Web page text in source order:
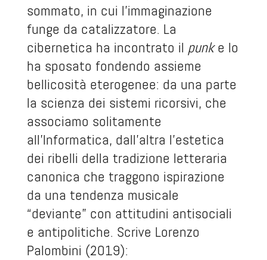
sommato, in cui l’immaginazione
funge da catalizzatore. La
cibernetica ha incontrato il punke lo
ha sposato fondendo assieme
bellicosità eterogenee: da una parte
la scienza dei sistemi ricorsivi, che
associamo solitamente
all’Informatica, dall’altra l’estetica
dei ribelli della tradizione letteraria
canonica che traggono ispirazione
da una tendenza musicale
“deviante” con attitudini antisociali
e antipolitiche. Scrive Lorenzo
Palombini (2019):